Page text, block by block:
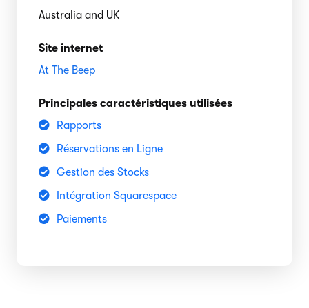
Australia and UK
Site internet
At The Beep
Principales caractéristiques utilisées
Rapports
Réservations en Ligne
Gestion des Stocks
Intégration Squarespace
Paiements